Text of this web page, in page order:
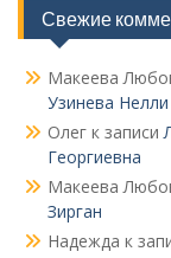
Свежие
Макеева
Узинева
Олег к записи
Георгиевна
Макеева
Зирган
Надежда к